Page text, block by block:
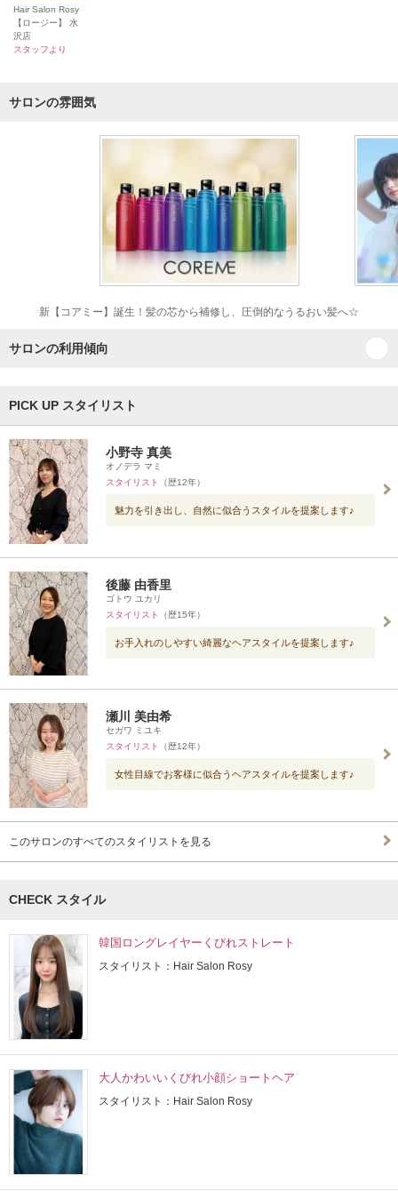
Hair Salon Rosy
【ロージー】 水
沢店
スタッフより
サロンの雰囲気
新【コアミー】誕生！髪の芯から補修し、圧倒的なうるおい髪へ☆
サロンの利用傾向
PICK UP スタイリスト
小野寺 真美
オノデラ マミ
スタイリスト
（歴12年）
魅力を引き出し、自然に似合うスタイルを提案します♪
後藤 由香里
ゴトウ ユカリ
スタイリスト
（歴15年）
お手入れのしやすい綺麗なヘアスタイルを提案します♪
瀬川 美由希
セガワ ミユキ
スタイリスト
（歴12年）
女性目線でお客様に似合うヘアスタイルを提案します♪
このサロンのすべてのスタイリストを見る
CHECK スタイル
韓国ロングレイヤーくびれストレート
スタイリスト：Hair Salon Rosy
大人かわいいくびれ小顔ショートヘア
スタイリスト：Hair Salon Rosy